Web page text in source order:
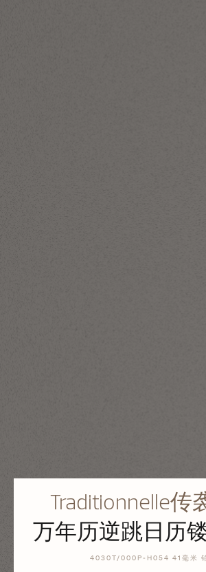
Traditionnelle传
万年历逆跳日历
4030T/000P-H054 41毫米